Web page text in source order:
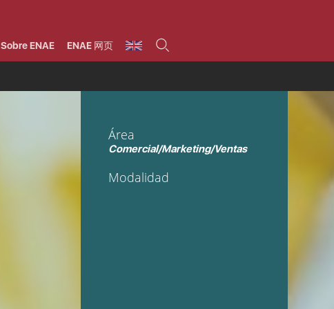
Bolsa de empleo
Imagin LaCaixa
Máster
Tecnología / Digital /
Comercial / Marketing/
Ventas
Administración de
empresas
Sobre ENAE ENAE 网页
Área
Comercial/Marketing/Ventas
Modalidad